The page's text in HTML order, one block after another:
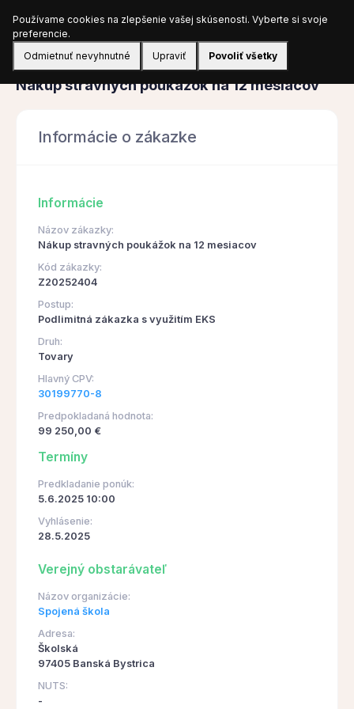
Prihlásiť sa
Obstarávanie
Nákup stravných poukážok na 12 mesiacov
Informácie o zákazke
Informácie
Názov zákazky:
Nákup stravných poukážok na 12 mesiacov
Kód zákazky:
Z20252404
Postup:
Podlimitná zákazka s využitím EKS
Druh:
Tovary
Hlavný CPV:
30199770-8
Predpokladaná hodnota:
99 250,00 €
Termíny
Predkladanie ponúk:
5.6.2025 10:00
Vyhlásenie:
28.5.2025
Verejný obstarávateľ
Názov organizácie:
Spojená škola
Adresa:
Školská
97405 Banská Bystrica
NUTS:
-
Používame cookies na zlepšenie vašej skúsenosti. Vyberte si svoje
preferencie.
Odmietnuť nevyhnutné
Upraviť Povoliť všetky